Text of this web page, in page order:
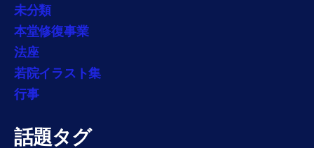
未分類
本堂修復事業
法座
若院イラスト集
行事
話題タグ